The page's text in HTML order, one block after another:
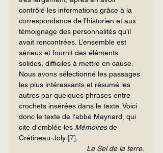
contrôlé les informations grâce à la
correspondance de l’historien et aux
témoignage des personnalités qu’il
avait rencontrées. L’ensemble est
sérieux et fournit des éléments
solides, difficiles à mettre en cause.
Nous avons sélectionné les passages
les plus intéressants et résumé les
autres par quelques phrases entre
crochets insérées dans le texte. Voici
donc le texte de l’abbé Maynard, qui
cite d’emblée les Mémoires de
Crétineau-Joly [7]
Le Sel de la terre.